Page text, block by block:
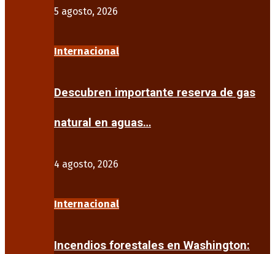
5 agosto, 2026
Internacional
Descubren importante reserva de gas
natural en aguas…
4 agosto, 2026
Internacional
Incendios forestales en Washington: